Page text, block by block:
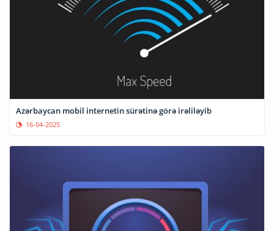
Azərbaycan mobil internetin sürətinə görə irəliləyib
16-04-2025